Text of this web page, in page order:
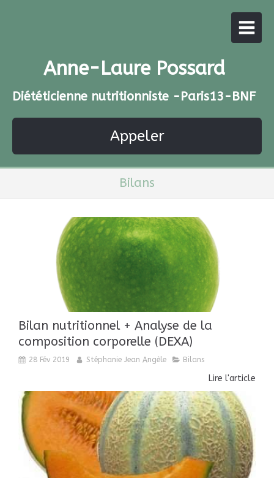
Anne-Laure Possard
Diététicienne nutritionniste -Paris13-BNF
Appeler
Bilans
Bilan nutritionnel + Analyse de la
composition corporelle (DEXA)
28 Fév 2019 Stéphanie Jean Angèle Bilans
Lire l'article